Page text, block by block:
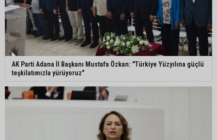
AK Parti Adana İl Başkanı Mustafa Özkan: "Türkiye Yüzyılına güçlü
teşkilatımızla yürüyoruz"